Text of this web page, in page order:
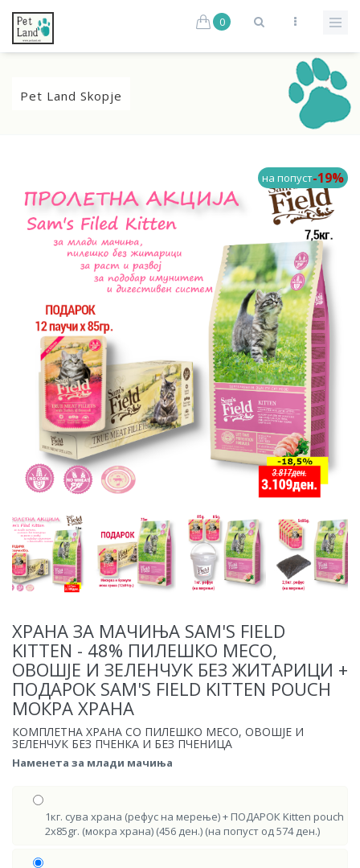
0
Pet Land Skopje
на попуст-19%
ХРАНА ЗА МАЧИЊА SAM'S FIELD
KITTEN - 48% ПИЛЕШКО МЕСО,
ОВОШЈЕ И ЗЕЛЕНЧУК БЕЗ ЖИТАРИЦИ +
ПОДАРОК SAM'S FIELD KITTEN POUCH
МОКРА ХРАНА
КОМПЛЕТНА ХРАНА СО ПИЛЕШКО МЕСО, ОВОШЈЕ И
ЗЕЛЕНЧУК БЕЗ ПЧЕНКА И БЕЗ ПЧЕНИЦА
Наменета за млади мачиња
1кг. сува храна (рефус на мерење) + ПОДАРОК Kitten pouch
2x85gr. (мокра храна) (456 ден.) (на попуст од 574 ден.)